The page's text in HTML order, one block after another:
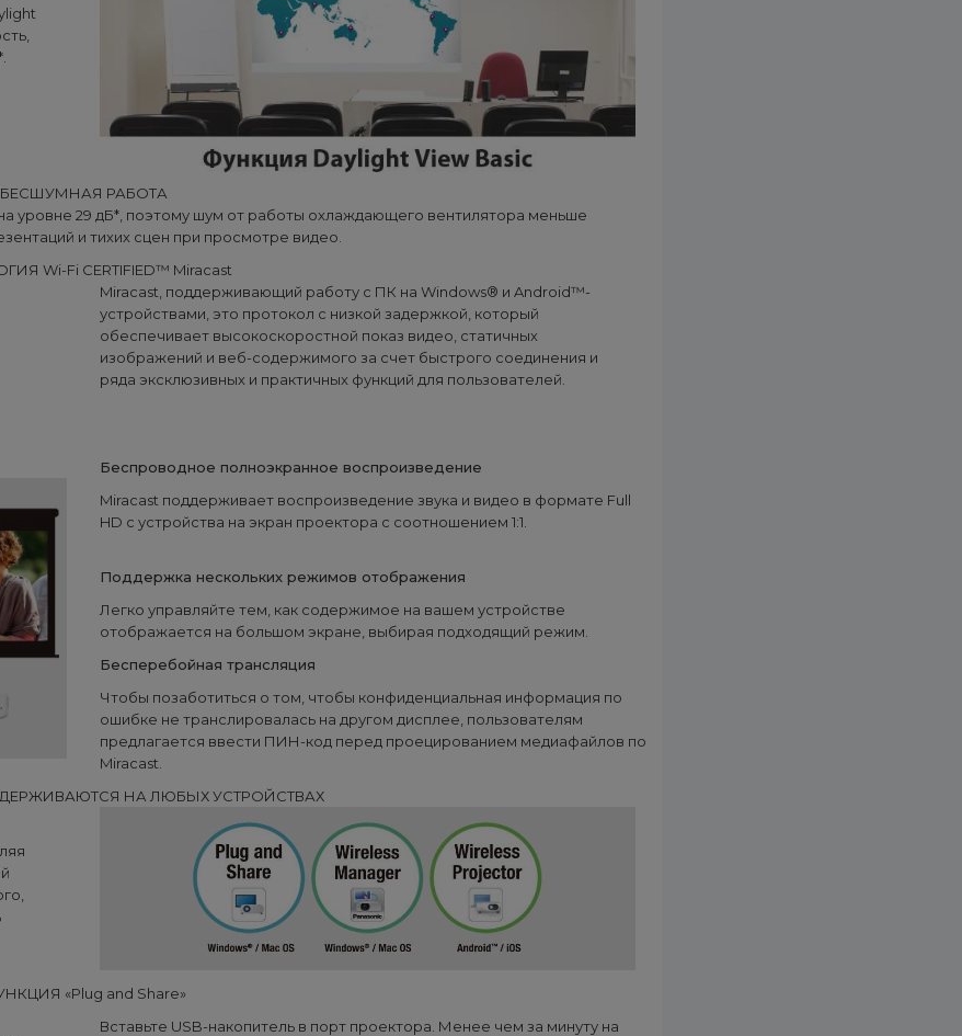
БЕСШУМНАЯ РАБОТА
уровне 29 дБ*, поэтому шум от работы охлаждающего вентилятора меньше
и тихих сцен при просмотре видео.
Wi-Fi CERTIFIED™ Miracast
Miracast, поддерживающий работу с ПК на Windows® и Android™-
устройствами, это протокол с низкой задержкой, который
обеспечивает высокоскоростной показ видео, статичных
изображений и веб-содержимого за счет быстрого соединения и
ряда эксклюзивных и практичных функций для пользователей.
Беспроводное полноэкранное воспроизведение
Miracast поддерживает воспроизведение звука и видео в формате Full
HD с устройства на экран проектора с соотношением 1:1.
Поддержка нескольких режимов отображения
Легко управляйте тем, как содержимое на вашем устройстве
отображается на большом экране, выбирая подходящий режим.
Бесперебойная трансляция
Чтобы позаботиться о том, чтобы конфиденциальная информация по
ошибке не транслировалась на другом дисплее, пользователям
предлагается ввести ПИН-код перед проецированием медиафайлов по
Miracast.
НА ЛЮБЫХ УСТРОЙСТВАХ
«Plug and Share»
Вставьте USB-накопитель в порт проектора. Менее чем за минуту на